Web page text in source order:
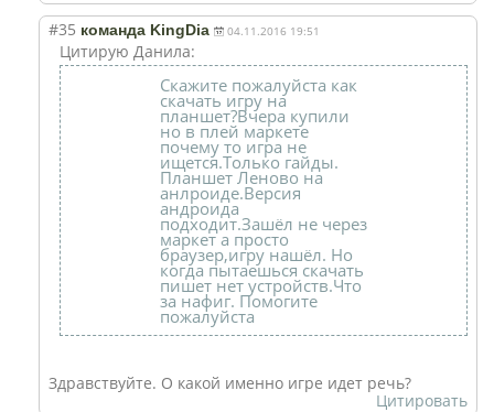
#35 команда KingDia 04.11.2016 19:51
Цитирую Данила:
Скажите пожалуйста как
скачать игру на
планшет?Вчера купили
но в плей маркете
почему то игра не
ищется.Только гайды.
Планшет Леново на
анлроиде.Версия
андроида
подходит.Зашёл не через
маркет а просто
браузер,игру нашёл. Но
когда пытаешься скачать
пишет нет устройств.Что
за нафиг. Помогите
пожалуйста
Здравствуйте. О какой именно игре идет речь?
Цитировать